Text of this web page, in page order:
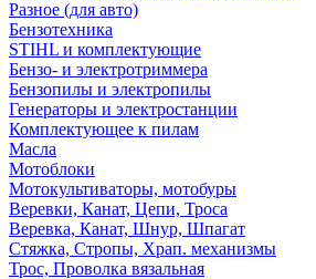
Разное (для авто)
Бензотехника
STIHL и комплектующие
Бензо- и электротриммера
Бензопилы и электропилы
Генераторы и электростанции
Комплектующее к пилам
Масла
Мотоблоки
Мотокультиваторы, мотобуры
Веревки, Канат, Цепи, Троса
Веревка, Канат, Шнур, Шпагат
Стяжка, Стропы, Храп. механизмы
Трос, Проволка вязальная